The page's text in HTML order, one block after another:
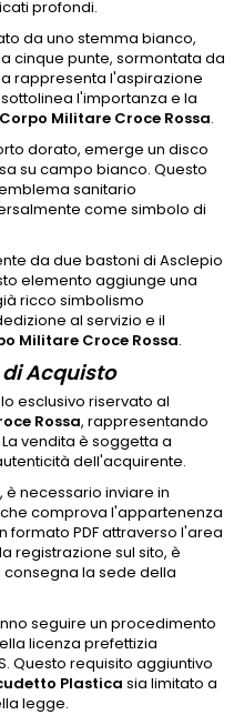
profondi.
da uno stemma bianco,
cinque punte, sormontata da
rappresenta l'aspirazione
l'importanza e la
Corpo Militare Croce Rossa.
dorato, emerge un disco
su campo bianco. Questo
sanitario
come simbolo di
da due bastoni di Asclepio
elemento aggiunge una
ricco simbolismo
al servizio e il
Militare Croce Rossa.
Acquisto
esclusivo riservato al
Rossa, rappresentando
vendita è soggetta a
dell'acquirente.
necessario inviare in
comprova l'appartenenza
formato PDF attraverso l'area
registrazione sul sito, è
la sede della
seguire un procedimento
licenza prefettizia
Questo requisito aggiuntivo
Plastica sia limitato a
legge.